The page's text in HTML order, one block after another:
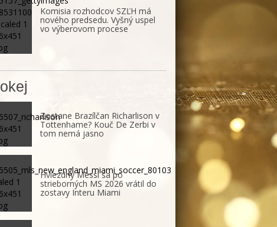
Komisia rozhodcov SZĽH má
nového predsedu. Vyšný uspel
vo výberovom procese
Zostane Brazílčan Richarlison v
Tottenhame? Kouč De Zerbi v
tom nemá jasno
Hviezdny Messi sa po
strieborných MS 2026 vrátil do
zostavy Interu Miami